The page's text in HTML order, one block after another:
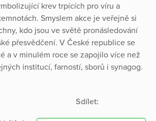
krev trpících pro víru a
Smyslem akce je veřejně si
kdo jsou ve světě pronásledování
přesvědčení. V České republice se
a v minulém roce se zapojilo více než
institucí, farností, sborů i synagog.
Sdílet: